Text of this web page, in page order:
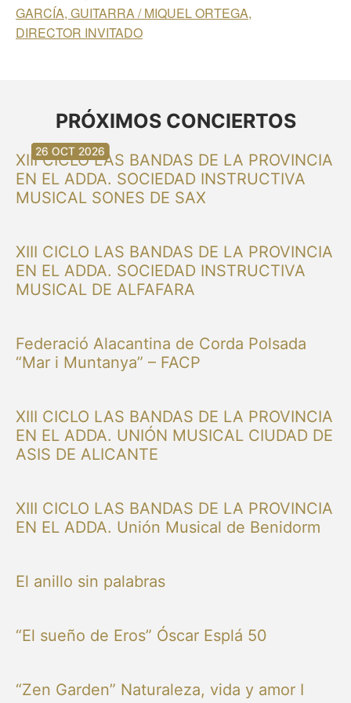
GARCÍA, GUITARRA / MIQUEL ORTEGA,
DIRECTOR INVITADO
PRÓXIMOS CONCIERTOS
XIII CICLO LAS BANDAS DE LA PROVINCIA
EN EL ADDA. SOCIEDAD INSTRUCTIVA
MUSICAL SONES DE SAX
30 AUG 2026
XIII CICLO LAS BANDAS DE LA PROVINCIA
EN EL ADDA. SOCIEDAD INSTRUCTIVA
MUSICAL DE ALFAFARA
30 AUG 2026
Federació Alacantina de Corda Polsada
“Mar i Muntanya” – FACP
13 SEP 2026
XIII CICLO LAS BANDAS DE LA PROVINCIA
EN EL ADDA. UNIÓN MUSICAL CIUDAD DE
ASIS DE ALICANTE
20 SEP 2026
XIII CICLO LAS BANDAS DE LA PROVINCIA
EN EL ADDA. Unión Musical de Benidorm
20 SEP 2026
El anillo sin palabras
26 SEP 2026
“El sueño de Eros” Óscar Esplá 50
03 OCT 2026
“Zen Garden” Naturaleza, vida y amor I
16 OCT 2026
26 OCT 2026